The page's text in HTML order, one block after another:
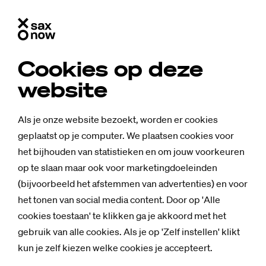
Cookies op deze
website
Als je onze website bezoekt, worden er cookies
geplaatst op je computer. We plaatsen cookies voor
het bijhouden van statistieken en om jouw voorkeuren
op te slaan maar ook voor marketingdoeleinden
(bijvoorbeeld het afstemmen van advertenties) en voor
het tonen van social media content. Door op 'Alle
cookies toestaan' te klikken ga je akkoord met het
gebruik van alle cookies. Als je op 'Zelf instellen' klikt
kun je zelf kiezen welke cookies je accepteert.
Nieuws
Stu­­den­­ten ‘sla­